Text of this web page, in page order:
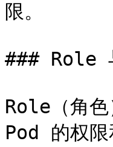
限。
### Role
Role（角色
Pod 的权